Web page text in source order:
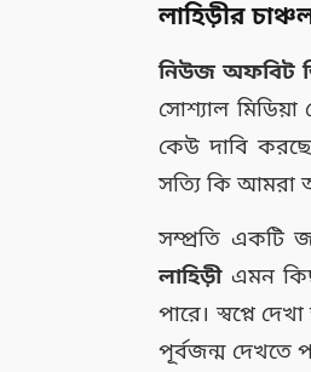
লাহিড়ীর
নিউজ অফবিট
সোশ্যাল
কেউ দাবি
সত্যি কি আমরা
সম্প্রতি একটি
লাহিড়ীএমন কিছু
পারে। স্বপ্নে
পূর্বজন্ম দেখতে